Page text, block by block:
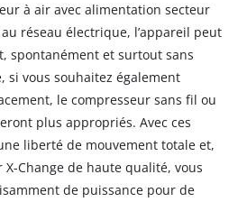
à air avec alimentation secteur
réseau électrique, l’appareil peut
spontanément et surtout sans
si vous souhaitez également
le compresseur sans fil ou
plus appropriés. Avec ces
liberté de mouvement totale et,
Change de haute qualité, vous
de puissance pour de